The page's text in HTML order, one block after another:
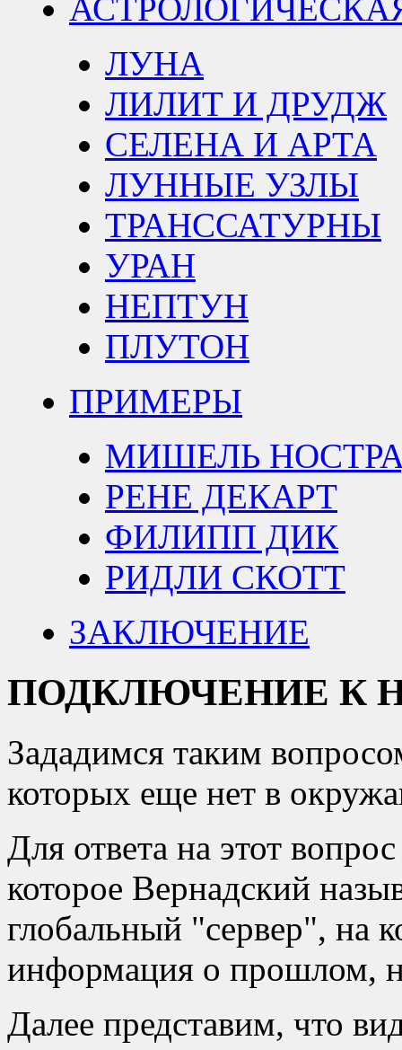
ЛУНА
ЛИЛИТ И ДРУДЖ
СЕЛЕНА И АРТА
ЛУННЫЕ УЗЛЫ
ТРАНССАТУРНЫ
УРАН
НЕПТУН
ПЛУТОН
ПРИМЕРЫ
МИШЕЛЬ
РЕНЕ ДЕКАРТ
ФИЛИПП ДИК
РИДЛИ СКОТТ
ЗАКЛЮЧЕНИЕ
ПОДКЛЮЧЕНИЕ К
Зададимся таким
которых еще нет в
Для ответа на этот
которое Вернадский
глобальный "сервер", на
информация о прошлом,
Далее представим, что